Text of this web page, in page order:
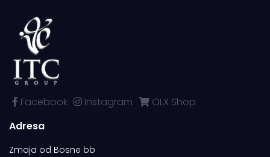
Facebook Instagram
OLX Shop
Adresa
Zmaja od Bosne bb